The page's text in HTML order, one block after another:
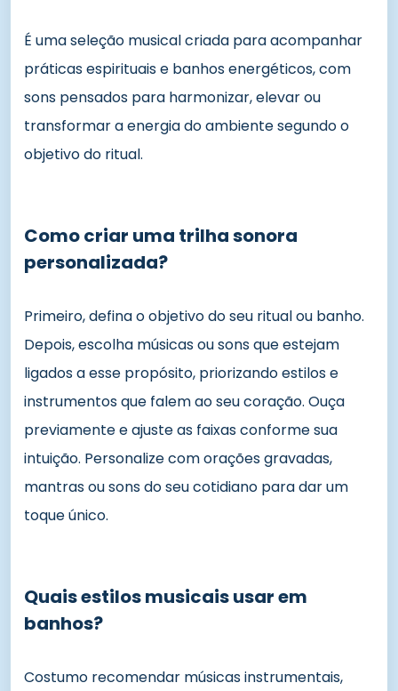
É uma seleção musical criada para acompanhar
práticas espirituais e banhos energéticos, com
sons pensados para harmonizar, elevar ou
transformar a energia do ambiente segundo o
objetivo do ritual.
Como criar uma trilha sonora
personalizada?
Primeiro, defina o objetivo do seu ritual ou banho.
Depois, escolha músicas ou sons que estejam
ligados a esse propósito, priorizando estilos e
instrumentos que falem ao seu coração. Ouça
previamente e ajuste as faixas conforme sua
intuição. Personalize com orações gravadas,
mantras ou sons do seu cotidiano para dar um
toque único.
Quais estilos musicais usar em
banhos?
Costumo recomendar músicas instrumentais,